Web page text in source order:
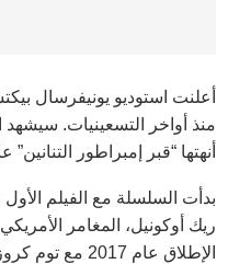
أعلنت استوديو يونيفرسال
منذ أواخر التسعينيات. سيشهد
أنهتها “قبر إمبراطور التنانين” عام
ريك أوكونيل، المغامر
الإطلاق عام